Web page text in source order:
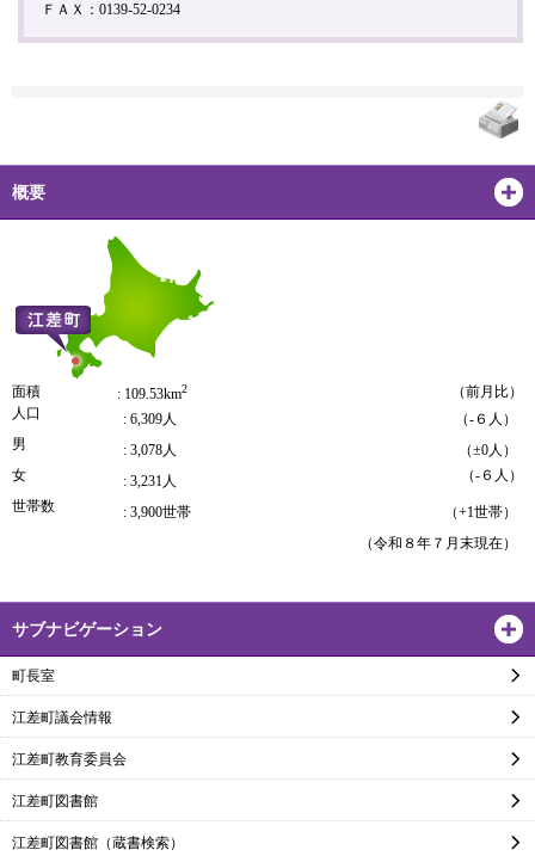
ＦＡＸ：0139-52-0234
概要
面積 : 109.53km2
（前月比）
人口
: 6,309人
（-６人）
男
: 3,078人
（±0人）
女
: 3,231人
（-６人）
世帯数
: 3,900世帯
（+1世帯）
（令和８年７月末現在）
サブナビゲーション
町長室
江差町議会情報
江差町教育委員会
江差町図書館
江差町図書館（蔵書検索）